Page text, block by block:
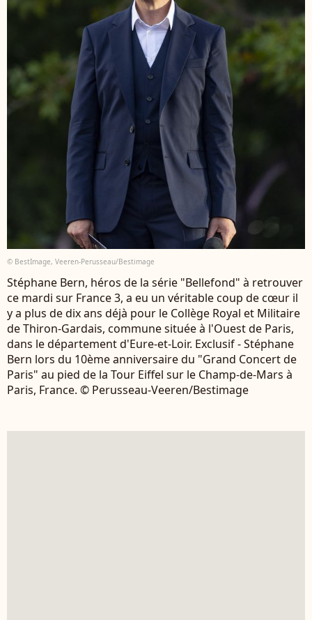
© BestImage, Veeren-Perusseau/Bestimage
Stéphane Bern, héros de la série "Bellefond" à retrouver
ce mardi sur France 3, a eu un véritable coup de cœur il
y a plus de dix ans déjà pour le Collège Royal et Militaire
de Thiron-Gardais, commune située à l'Ouest de Paris,
dans le département d'Eure-et-Loir. Exclusif - Stéphane
Bern lors du 10ème anniversaire du "Grand Concert de
Paris" au pied de la Tour Eiffel sur le Champ-de-Mars à
Paris, France. © Perusseau-Veeren/Bestimage